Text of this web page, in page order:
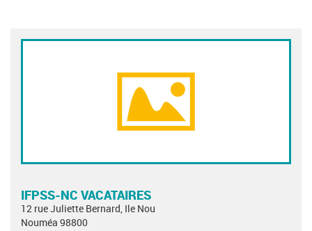
IFPSS-NC VACATAIRES
12 rue Juliette Bernard, Ile Nou
Nouméa 98800